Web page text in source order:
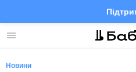
Меню Facebook
Новини